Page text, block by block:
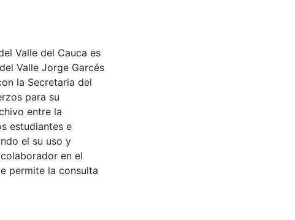
Valle del Cauca es
Valle Jorge Garcés
la Secretaria del
para su
entre la
estudiantes e
el su uso y
en el
permite la consulta